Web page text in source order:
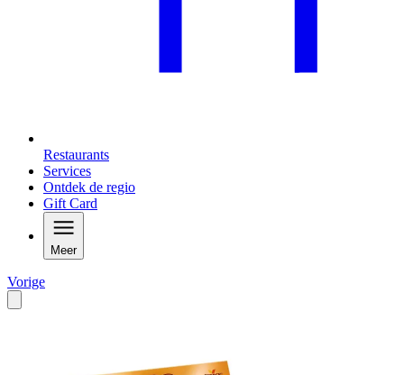
Restaurants
Services
Ontdek de regio
Gift Card
Meer
Vorige